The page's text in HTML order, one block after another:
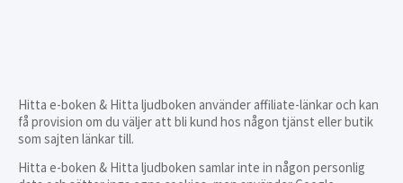
Hitta e-boken & Hitta ljudboken använder affiliate-länkar och kan
få provision om du väljer att bli kund hos någon tjänst eller butik
som sajten länkar till.
Hitta e-boken & Hitta ljudboken samlar inte in någon personlig